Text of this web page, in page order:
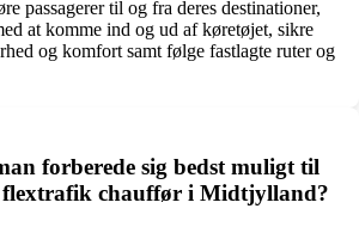
passagerer til og fra deres destinationer,
at komme ind og ud af køretøjet, sikre
og komfort samt følge fastlagte ruter og
forberede sig bedst muligt til
flextrafik chauffør i Midtjylland?